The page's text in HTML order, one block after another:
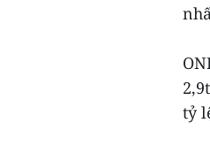
tỷ